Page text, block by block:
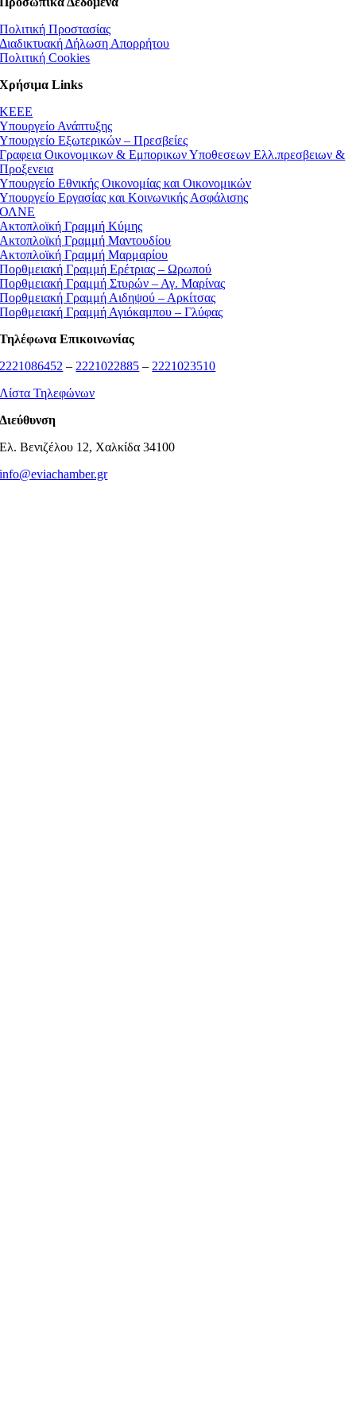
Πολιτική Προστασίας
Διαδικτυακή Δήλωση Απορρήτου
Πολιτική Cookies
Χρήσιμα Links
ΚEEE
Υπουργείο Ανάπτυξης
Υπουργείο Εξωτερικών – Πρεσβείες
Γραφεια Οικονομικων & Εμπορικων Υποθεσεων Ελλ.πρεσβειων &
Προξενεια
Υπουργείο Εθνικής Οικονομίας και Οικονομικών
Υπουργείο Εργασίας και Κοινωνικής Ασφάλισης
ΟΛΝΕ
Ακτοπλοϊκή Γραμμή Κύμης
Ακτοπλοϊκή Γραμμή Μαντουδίου
Ακτοπλοϊκή Γραμμή Μαρμαρίου
Πορθμειακή Γραμμή Ερέτριας – Ωρωπού
Πορθμειακή Γραμμή Στυρών – Αγ. Μαρίνας
Πορθμειακή Γραμμή Αιδηψού – Αρκίτσας
Πορθμειακή Γραμμή Αγιόκαμπου – Γλύφας
Τηλέφωνα Επικοινωνίας
2221086452 – 2221022885 – 2221023510
Λίστα Τηλεφώνων
Διεύθυνση
Ελ. Βενιζέλου 12, Χαλκίδα 34100
info@eviachamber.gr